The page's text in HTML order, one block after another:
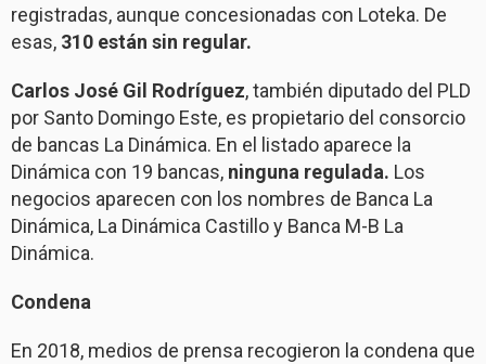
registradas, aunque concesionadas con Loteka. De
esas, 310 están sin regular.
Carlos José Gil Rodríguez, también diputado del PLD
por Santo Domingo Este, es propietario del consorcio
de bancas La Dinámica. En el listado aparece la
Dinámica con 19 bancas, ninguna regulada. Los
negocios aparecen con los nombres de Banca La
Dinámica, La Dinámica Castillo y Banca M-B La
Dinámica.
Condena
En 2018, medios de prensa recogieron la condena que